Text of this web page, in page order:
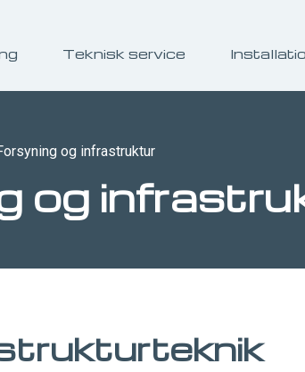
Teknisk service
og infrastruktur
og